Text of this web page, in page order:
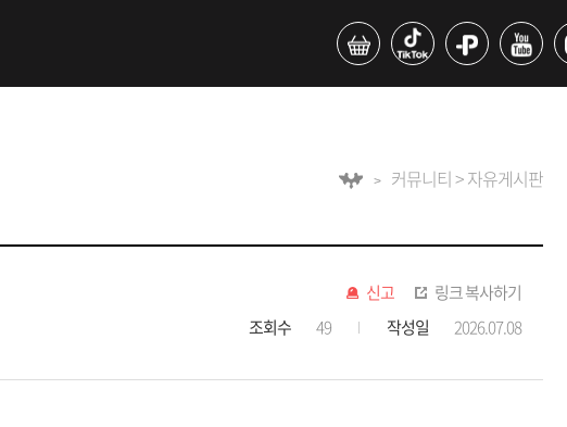
커뮤니티 > 자유게시판
신고
링크 복사하기
조회수
49 작성일 2026.07.08